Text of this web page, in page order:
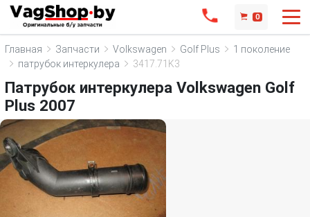
0
Главная Запчасти Volkswagen Golf Plus
1 поколение
патрубок интеркулера
3417.71K3
Патрубок интеркулера Volkswagen Golf
Plus 2007